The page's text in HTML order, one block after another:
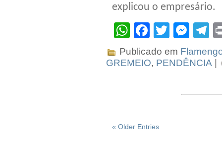
explicou o empresário.
WhatsApp
Facebook
Twitter
Publicado em
GREMEIO, PENDÊNCIA
« Older Entries